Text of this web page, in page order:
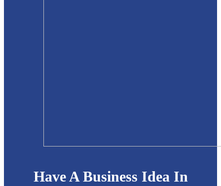
Have A Business Idea In